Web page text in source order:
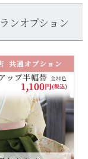
ンオプション